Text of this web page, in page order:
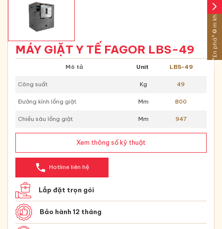
MÁY GIẶT Y TẾ FAGOR LBS-49
Mô tả Unit LBS-49
Công suất Kg 49
Đường kính lồng giặt Mm 800
Chiều sâu lồng giặt Mm 947
Xem thông số kỹ thuật
phone Hotline liên hệ
Lắp đặt trọn gói
Bảo hành 12 tháng
arrow_forward_ios
Sáº£n pháº©m khÃ¡c